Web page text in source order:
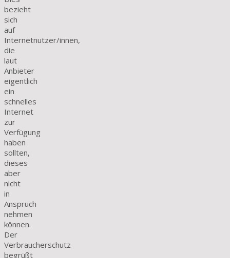
bezieht
sich
auf
Internetnutzer/innen,
die
laut
Anbieter
eigentlich
ein
schnelles
Internet
zur
Verfügung
haben
sollten,
dieses
aber
nicht
in
Anspruch
nehmen
können.
Der
Verbraucherschutz
begrüßt